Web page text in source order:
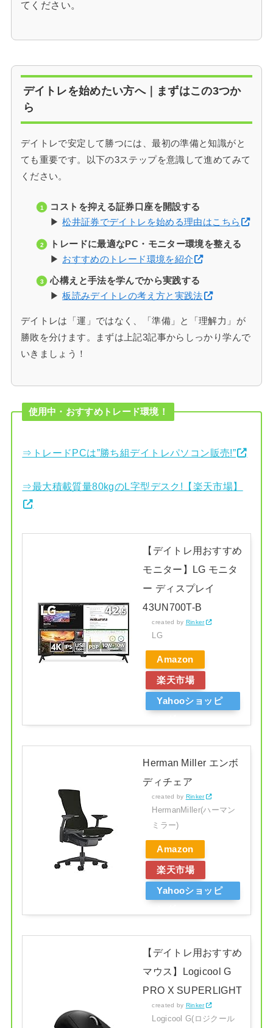
てください。
デイトレを始めたい方へ｜まずはこの3つか
ら
デイトレで安定して勝つには、最初の準備と知識がと
ても重要です。以下の3ステップを意識して進めてみて
ください。
コストを抑える証券口座を開設する
▶松井証券でデイトレを始める理由はこちら
トレードに最適なPC・モニター環境を整える
▶ おすすめのトレード環境を紹介
心構えと手法を学んでから実践する
▶板読みデイトレの考え方と実践法
デイトレは「運」ではなく、「準備」と「理解力」が
勝敗を分けます。まずは上記3記事からしっかり学んで
いきましょう！
使用中・おすすめトレード環境！
⇒トレードPCは”勝ち組デイトレパソコン販売!”
⇒最大積載質量80kgのL字型デスク!【楽天市場】
【デイトレ用おすすめ
モニター】LG モニタ
ー ディスプレイ
43UN700T-B
created by Rinker
LG
Amazon
楽天市場
Yahooショッピ
Herman Miller エンボ
ディチェア
created by Rinker
HermanMiller(ハーマン
ミラー)
Amazon
楽天市場
Yahooショッピ
【デイトレ用おすすめ
マウス】Logicool G
PRO X SUPERLIGHT
created by Rinker
Logicool G(ロジクール